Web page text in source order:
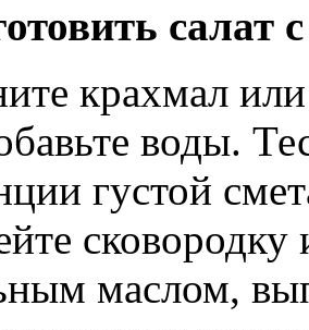
салат
крахмал
воды.
густой
маслом,